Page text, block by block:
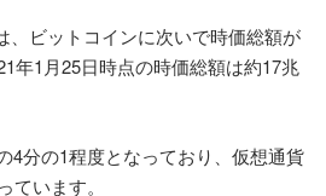
、ビットコインに次いで時価総額が
年1月25日時点の時価総額は約17兆
4分の1程度となっており、仮想通貨
います。